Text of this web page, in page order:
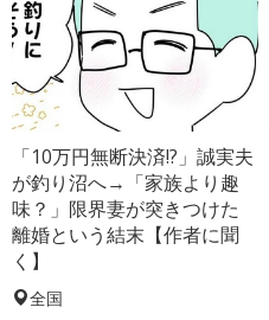
「10万円無断決済!?」誠実夫
が釣り沼へ→「家族より趣
味？」限界妻が突きつけた
離婚という結末【作者に聞
く】
全国